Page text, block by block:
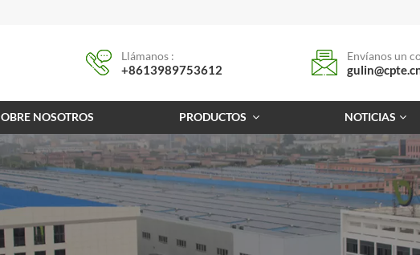
Llámanos :
+8613989753612
Envíanos un
NOSOTROS PRODUCTOS NOTICIAS